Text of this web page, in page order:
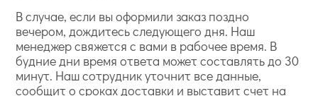
В случае, если вы оформили заказ поздно
вечером, дождитесь следующего дня. Наш
менеджер свяжется с вами в рабочее время. В
будние дни время ответа может составлять до 30
минут. Наш сотрудник уточнит все данные,
сообщит о сроках доставки и выставит счет на